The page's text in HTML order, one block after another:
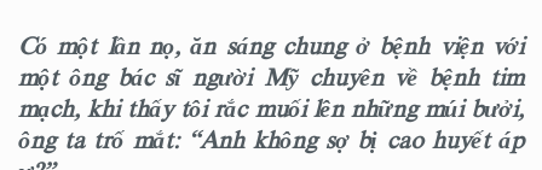
Có một lần nọ, ăn sáng chung ở bệnh viện với
một ông bác sĩ người Mỹ chuyên về bệnh tim
mạch, khi thấy tôi rắc muối lên những múi bưởi,
ông ta trố mắt: “Anh không sợ bị cao huyết áp